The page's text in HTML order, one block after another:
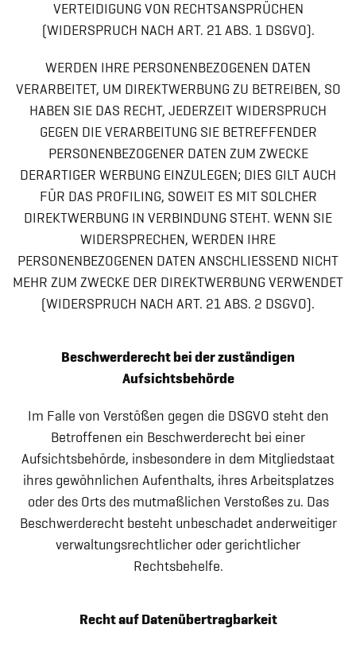
VERTEIDIGUNG VON RECHTSANSPRÜCHEN
(WIDERSPRUCH NACH ART. 21 ABS. 1 DSGVO).
WERDEN IHRE PERSONENBEZOGENEN DATEN
VERARBEITET, UM DIREKTWERBUNG ZU BETREIBEN, SO
HABEN SIE DAS RECHT, JEDERZEIT WIDERSPRUCH
GEGEN DIE VERARBEITUNG SIE BETREFFENDER
PERSONENBEZOGENER DATEN ZUM ZWECKE
DERARTIGER WERBUNG EINZULEGEN; DIES GILT AUCH
FÜR DAS PROFILING, SOWEIT ES MIT SOLCHER
DIREKTWERBUNG IN VERBINDUNG STEHT. WENN SIE
WIDERSPRECHEN, WERDEN IHRE
PERSONENBEZOGENEN DATEN ANSCHLIESSEND NICHT
MEHR ZUM ZWECKE DER DIREKTWERBUNG VERWENDET
(WIDERSPRUCH NACH ART. 21 ABS. 2 DSGVO).
Beschwerderecht bei der zuständigen
Aufsichtsbehörde
Im Falle von Verstößen gegen die DSGVO steht den
Betroffenen ein Beschwerderecht bei einer
Aufsichtsbehörde, insbesondere in dem Mitgliedstaat
ihres gewöhnlichen Aufenthalts, ihres Arbeitsplatzes
oder des Orts des mutmaßlichen Verstoßes zu. Das
Beschwerderecht besteht unbeschadet anderweitiger
verwaltungsrechtlicher oder gerichtlicher
Rechtsbehelfe.
Recht auf Datenübertragbarkeit